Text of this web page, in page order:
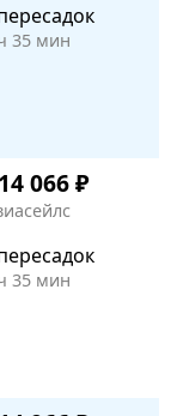
35 мин
066 ₽
35 мин